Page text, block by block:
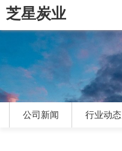
芝星炭业
公司新闻 行业动态